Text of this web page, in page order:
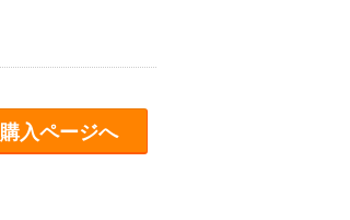
購入ページへ